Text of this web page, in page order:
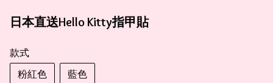
日本直送Hello Kitty指甲貼
款式
粉紅色
藍色